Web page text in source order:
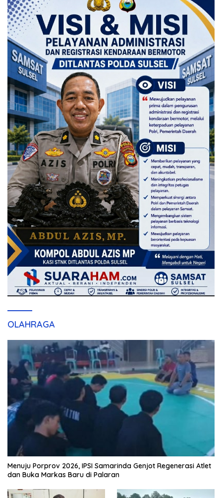
OLAHRAGA
Menuju Porprov 2026, IPSI Samarinda Genjot Regenerasi Atlet
dan Buka Markas Baru di Palaran